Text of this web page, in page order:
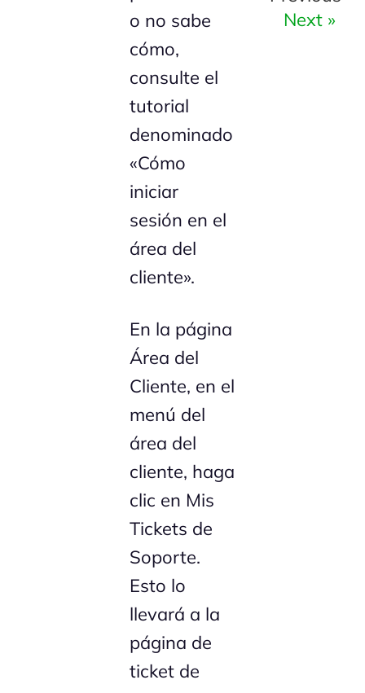
o no sabe
cómo,
consulte el
tutorial
denominado
«Cómo
iniciar
sesión en el
área del
cliente».
En la página
Área del
Cliente, en el
menú del
área del
cliente, haga
clic en Mis
Tickets de
Soporte.
Esto lo
llevará a la
página de
ticket de
Next »